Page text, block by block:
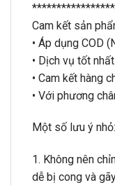
Cam kết sản
• Áp dụng COD
• Dịch vụ tốt
• Cam kết hàng
• Với phương
Một số lưu ý nhỏ:
1. Không nên
dễ bị cong và